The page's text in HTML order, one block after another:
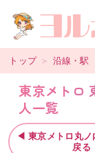
トップ ＞ 沿線・駅
東京メトロ
人一覧
◀東京メトロ丸ノ
戻る